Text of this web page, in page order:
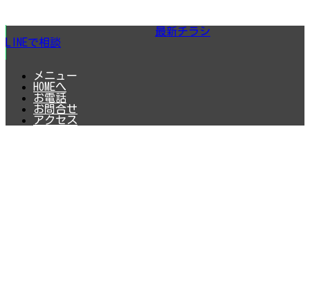
LINEで相談
最新チラシ
メニュー
HOMEへ
お電話
お問合せ
アクセス